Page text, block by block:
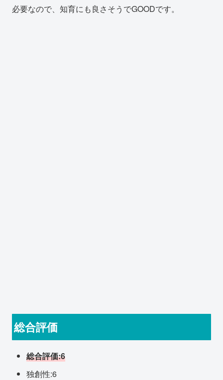
必要なので、知育にも良さそうでGOODです。
総合評価
総合評価:6
独創性:6